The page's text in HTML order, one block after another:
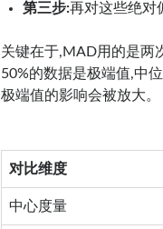
第三步:再对这些绝对
关键在于,MAD用的是两
50%的数据是极端值,中
极端值的影响会被放大。
对比维度
中心度量